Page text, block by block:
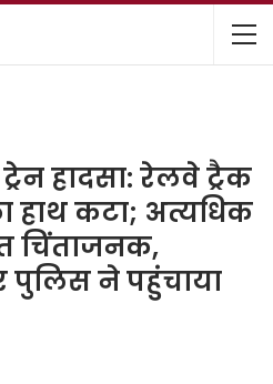
हादसा: रेलवे ट्रैक
हाथ कटा; अत्यधिक
चिंताजनक,
ने पहुंचाया